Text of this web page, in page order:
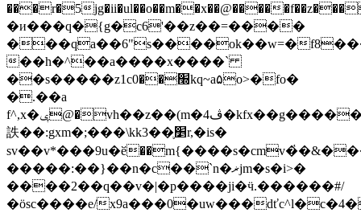
���r�5jg�ii�ul��o��m��x��@����
�и���q�{g�c6'��z��=����
���qa��6"s����ok��w=�
��h�^��a����x����`
��s�����z1c׭��0kq~a۵o>�fo�
�.��a
f^,x�ݷ@�vh��z��(m�4ڤ�kfx��g������qg��e%���uh%���л�x�
詄��:gxm�;���\kk3��֛׵r,�is�
�����:��}��n�c��`n�ޜjm�s�i>�
����2��q��v�|�p����ji�ӵ.������#/
�ӧsc����e/